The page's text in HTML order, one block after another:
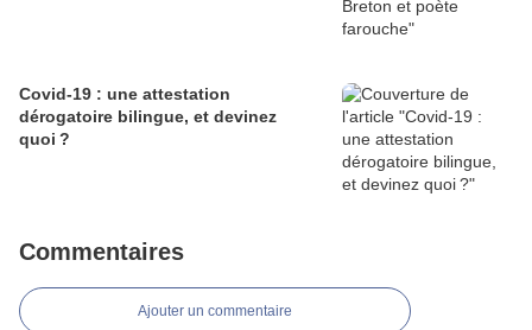
Covid-19 : une attestation
dérogatoire bilingue, et devinez
quoi ?
Commentaires
Ajouter un commentaire